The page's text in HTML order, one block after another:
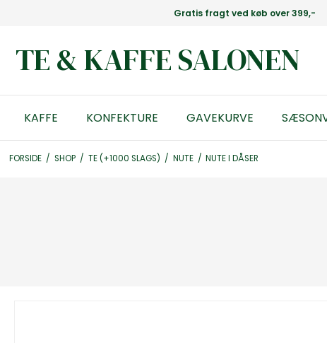
Gratis fragt ved køb over 399,-
TE & KAFFE SALONEN
KAFFE KONFEKTURE GAVEKURVE
FORSIDE / SHOP / TE (+1000 SLAGS) / NUTE / NUTE I DÅSER